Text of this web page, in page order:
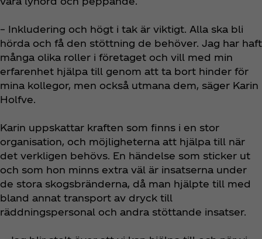
– Inkludering och högt i tak är viktigt. Alla ska bli
hörda och få den stöttning de behöver. Jag har haft
många olika roller i företaget och vill med min
erfarenhet hjälpa till genom att ta bort hinder för
mina kollegor, men också utmana dem, säger Karin
Holfve.
Karin uppskattar kraften som finns i en stor
organisation, och möjligheterna att hjälpa till när
det verkligen behövs. En händelse som sticker ut
och som hon minns extra väl är insatserna under
de stora skogsbränderna, då man hjälpte till med
bland annat transport av dryck till
räddningspersonal och andra stöttande insatser.